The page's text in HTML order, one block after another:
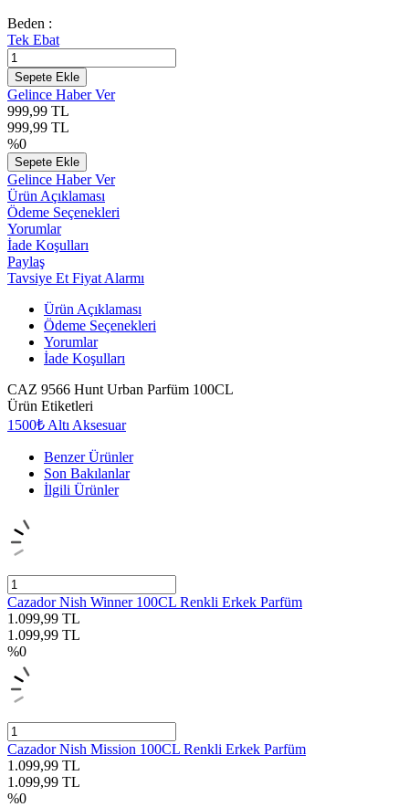
Beden :
Tek Ebat
Sepete Ekle
Gelince Haber Ver
999,99 TL
999,99 TL
%0
Sepete Ekle
Gelince Haber Ver
Ürün Açıklaması
Ödeme Seçenekleri
Yorumlar
İade Koşulları
Paylaş
Tavsiye Et Fiyat Alarmı
Ürün Açıklaması
Ödeme Seçenekleri
Yorumlar
İade Koşulları
CAZ 9566 Hunt Urban Parfüm 100CL
Ürün Etiketleri
1500₺ Altı Aksesuar
Benzer Ürünler
Son Bakılanlar
İlgili Ürünler
Cazador Nish Winner 100CL Renkli Erkek Parfüm
1.099,99 TL
1.099,99 TL
%0
Cazador Nish Mission 100CL Renkli Erkek Parfüm
1.099,99 TL
1.099,99 TL
%0